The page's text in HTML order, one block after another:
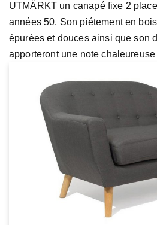
UTMÄRKT un canapé fixe 2
années 50. Son piétement en
épurées et douces ainsi que son
apporteront une note